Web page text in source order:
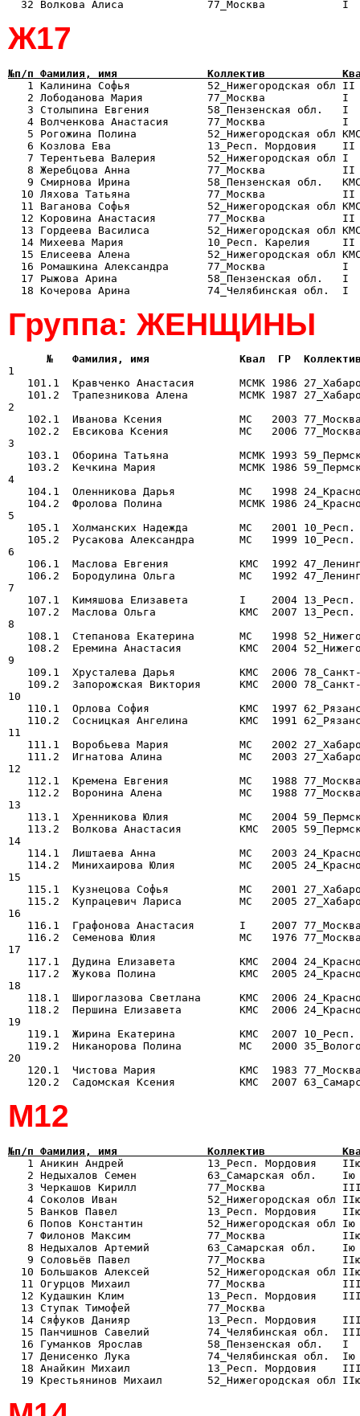
Ж17
№п/п Фамилия, имя              Коллектив            Квал
1 Калинина Софья            52_Нижегородская
2 Лободанова Мария          77_Москва
3 Столыпина Евгения         58_Пензенская
4 Волченкова Анастасия      77_Москва
5 Рогожина Полина           52_Нижегородская
6 Козлова Ева               13_Респ.
7 Терентьева Валерия        52_Нижегородская
8 Жеребцова Анна            77_Москва
9 Смирнова Ирина            58_Пензенская
10 Ляхова Татьяна            77_Москва
11 Ваганова Софья            52_Нижегородская
12 Коровина Анастасия        77_Москва
13 Гордеева Василиса         52_Нижегородская
14 Михеева Мария             10_Респ. Карелия
15 Елисеева Алена            52_Нижегородская
16 Ромашкина Александра      77_Москва
17 Рыжова Арина              58_Пензенская
Группа: ЖЕНЩИНЫ
№   Фамилия, имя              Квал  ГР
1
101.1  Кравченко Анастасия       МСМК 1986
101.2  Трапезникова Алена        МСМК 1987
2
102.1  Иванова Ксения            МС   2003
102.2  Евсикова Ксения           МС   2006
3
103.1  Оборина Татьяна           МСМК 1993
103.2  Кечкина Мария             МСМК 1986
4
104.1  Оленникова Дарья          МС   1998
104.2  Фролова Полина            МСМК 1986
5
105.1  Холманских Надежда        МС   2001
105.2  Русакова Александра       МС   1999
6
106.1  Маслова Евгения           КМС  1992
106.2  Бородулина Ольга          МС   1992
7
107.1  Кимяшова Елизавета        I    2004
107.2  Маслова Ольга             КМС  2007
8
108.1  Степанова Екатерина       МС   1998
108.2  Еремина Анастасия         КМС  2004
9
109.1  Хрусталева Дарья          КМС  2006
109.2  Запорожская Виктория      КМС  2000
10
110.1  Орлова София              КМС  1997
110.2  Сосницкая Ангелина        КМС  1991
11
111.1  Воробьева Мария           МС   2002
111.2  Игнатова Алина            МС   2003
12
112.1  Кремена Евгения           МС   1988
112.2  Воронина Алена            МС   1988
13
113.1  Хренникова Юлия           МС   2004
113.2  Волкова Анастасия         КМС  2005
14
114.1  Лиштаева Анна             МС   2003
114.2  Минихаирова Юлия          МС   2005
15
115.1  Кузнецова Софья           МС   2001
115.2  Купрацевич Лариса         МС   2005
16
116.1  Графонова Анастасия       I    2007
116.2  Семенова Юлия             МС   1976
17
117.1  Дудина Елизавета          КМС  2004
117.2  Жукова Полина             КМС  2005
18
118.1  Широглазова Светлана      КМС  2006
118.2  Першина Елизавета         КМС  2006
19
119.1  Жирина Екатерина          КМС  2007
119.2  Никанорова Полина         МС   2000
20
120.1  Чистова Мария             КМС  1983
М12
№п/п Фамилия, имя              Коллектив            Квал
1 Аникин Андрей             13_Респ.
2 Недыхалов Семен           63_Самарская
3 Черкашов Кирилл           77_Москва
4 Соколов Иван              52_Нижегородская
5 Ванков Павел              13_Респ.
6 Попов Константин          52_Нижегородская
7 Филонов Максим            77_Москва
8 Недыхалов Артемий         63_Самарская
9 Соловьёв Павел            77_Москва
10 Большаков Алексей         52_Нижегородская
11 Огурцов Михаил            77_Москва
12 Кудашкин Клим             13_Респ.
13 Ступак Тимофей            77_Москва
14 Сяфуков Данияр            13_Респ.
15 Панчишнов Савелий         74_Челябинская
16 Гуманков Ярослав          58_Пензенская
17 Денисенко Лука            74_Челябинская
18 Анайкин Михаил            13_Респ.